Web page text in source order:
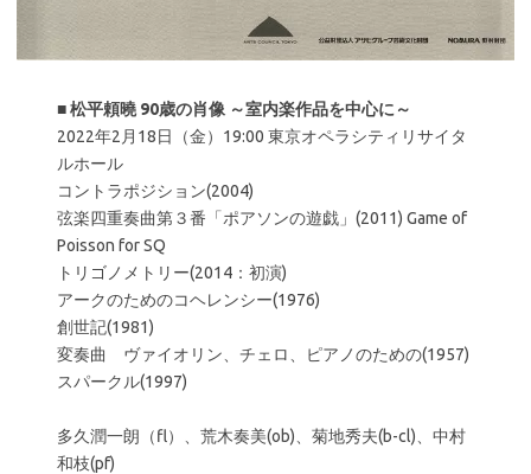
■松平頼曉 90歳の肖像 ～室内楽作品を中心に～
2022年2月18日（金）19:00 東京オペラシティリサイタ
ルホール
コントラポジション(2004)
弦楽四重奏曲第３番「ポアソンの遊戯」(2011) Game of
Poisson for SQ
トリゴノメトリー(2014：初演)
アークのためのコヘレンシー(1976)
創世記(1981)
変奏曲 ヴァイオリン、チェロ、ピアノのための(1957)
スパークル(1997)
多久潤一朗（fl）、荒木奏美(ob)、菊地秀夫(b-cl)、中村
和枝(pf)